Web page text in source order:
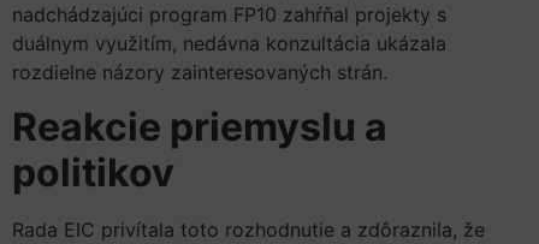
nadchádzajúci program FP10 zahŕňal projekty s
duálnym využitím, nedávna konzultácia ukázala
rozdielne názory zainteresovaných strán.
Reakcie priemyslu a
politikov
Rada EIC privítala toto rozhodnutie a zdôraznila, že